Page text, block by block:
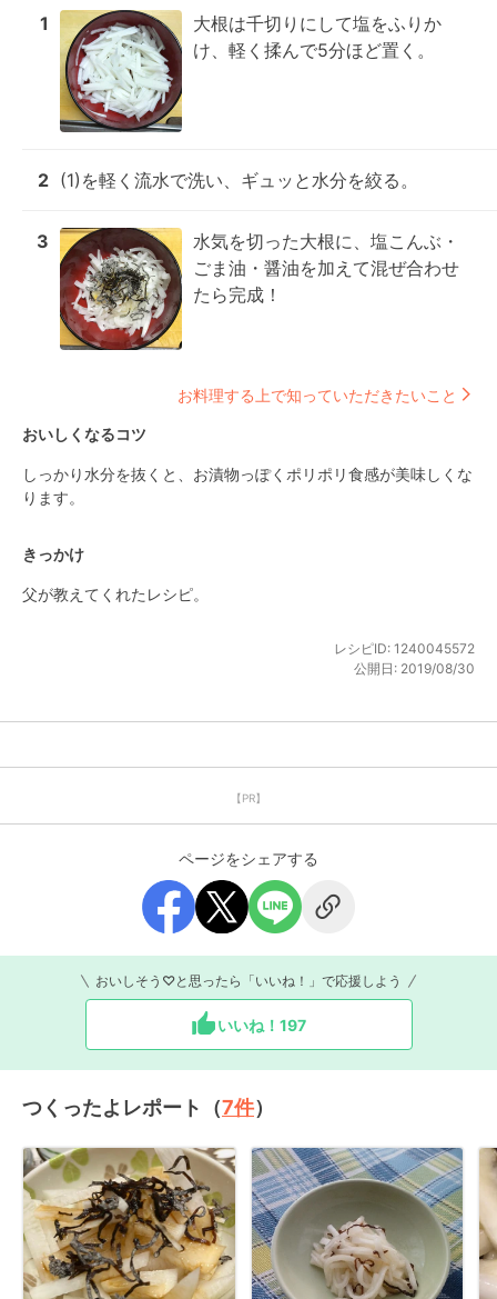
1
大根は千切りにして塩をふりか
け、軽く揉んで5分ほど置く。
2 (1)を軽く流水で洗い、ギュッと水分を絞る。
3
水気を切った大根に、塩こんぶ・
ごま油・醤油を加えて混ぜ合わせ
たら完成！
お料理する上で知っていただきたいこと
おいしくなるコツ
しっかり水分を抜くと、お漬物っぽくポリポリ食感が美味しくな
ります。
きっかけ
父が教えてくれたレシピ。
レシピID: 1240045572
公開日: 2019/08/30
【PR】
ページをシェアする
おいしそう♡と思ったら「いいね！」で応援しよう
いいね！ 197
つくったよレポート（7件）